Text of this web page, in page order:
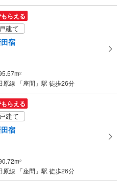
らえる
建て
宿
2
原線 「座間」駅 徒歩26分
らえる
建て
宿
2
原線 「座間」駅 徒歩26分